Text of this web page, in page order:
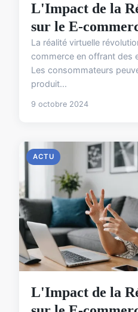
L'Impact de la
sur le E-
La réalité virtuelle
commerce en offrant des
Les consommateurs
produit...
9 octobre 2024
ACTU
L'Impact de la